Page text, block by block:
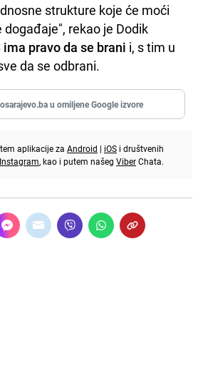
strukture koje će moći
rekao je Dodik
ima pravo da se brani i, s tim u
da se odbrani.
u omiljene Google izvore
aplikacije za Android | iOS i društvenih
Instagram, kao i putem našeg ViberChata.